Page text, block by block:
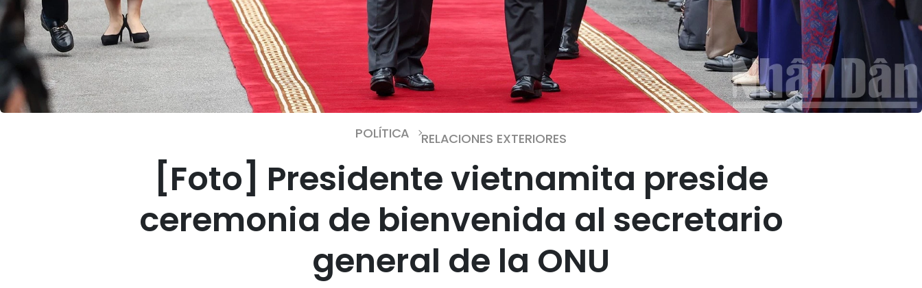
POLÍTICA RELACIONES EXTERIORES
[Foto] Presidente vietnamita preside
ceremonia de bienvenida al secretario
general de la ONU